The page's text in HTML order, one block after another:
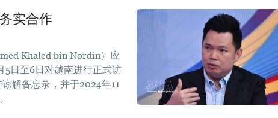
实合作
Khaled bin Nordin）应
5日至6日对越南进行正式访
解备忘录，并于2024年11